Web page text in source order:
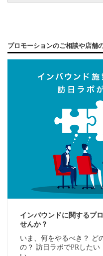
プロモーションのご相談や店舗
インバウンドに関するプ
せんか？
いま、何をやるべき？ ど
の？ 訪日ラボでPRしたい